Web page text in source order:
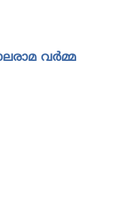
വര്‍മ്മ